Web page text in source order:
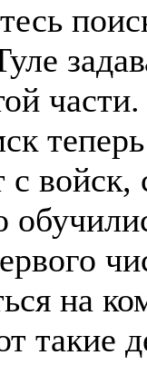
части.
теперь
с
на
такие